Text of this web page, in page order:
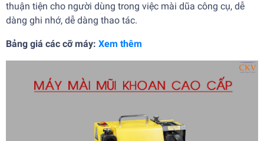
thuận tiện cho người dùng trong việc mài dũa công cụ, dễ
dàng ghi nhớ, dễ dàng thao tác.
Bảng giá các cỡ máy: Xem thêm